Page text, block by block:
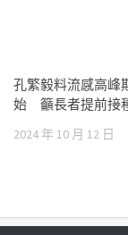
孔繁毅料流感高峰
始 籲長者提前接
2024 年 10 月 12 日